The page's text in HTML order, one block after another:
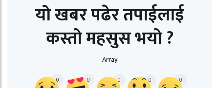
यो खबर पढेर तपाईलाई
कस्तो महसुस भयो ?
Array
0 0 0 0 0